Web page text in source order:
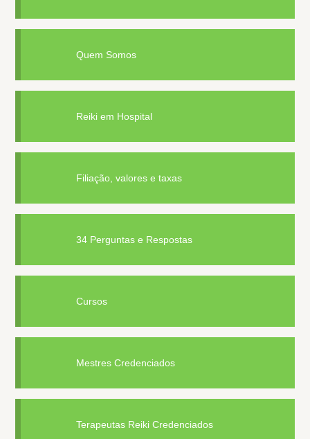
Quem Somos
Reiki em Hospital
Filiação, valores e taxas
34 Perguntas e Respostas
Cursos
Mestres Credenciados
Terapeutas Reiki Credenciados